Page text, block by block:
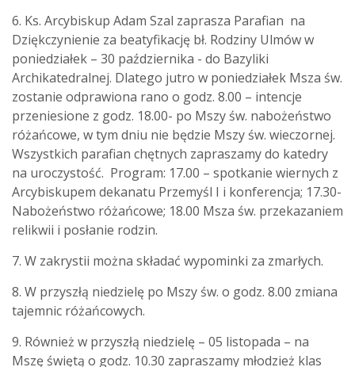
6. Ks. Arcybiskup Adam Szal zaprasza Parafian na
Dziękczynienie za beatyfikację bł. Rodziny Ulmów w
poniedziałek – 30 października - do Bazyliki
Archikatedralnej. Dlatego jutro w poniedziałek Msza św.
zostanie odprawiona rano o godz. 8.00 – intencje
przeniesione z godz. 18.00- po Mszy św. nabożeństwo
różańcowe, w tym dniu nie będzie Mszy św. wieczornej.
Wszystkich parafian chętnych zapraszamy do katedry
na uroczystość. Program: 17.00 – spotkanie wiernych z
Arcybiskupem dekanatu Przemyśl I i konferencja; 17.30-
Nabożeństwo różańcowe; 18.00 Msza św. przekazaniem
relikwii i posłanie rodzin.
7. W zakrystii można składać wypominki za zmarłych.
8. W przyszłą niedzielę po Mszy św. o godz. 8.00 zmiana
tajemnic różańcowych.
9. Również w przyszłą niedzielę – 05 listopada – na
Mszę świętą o godz. 10.30 zapraszamy młodzież klas